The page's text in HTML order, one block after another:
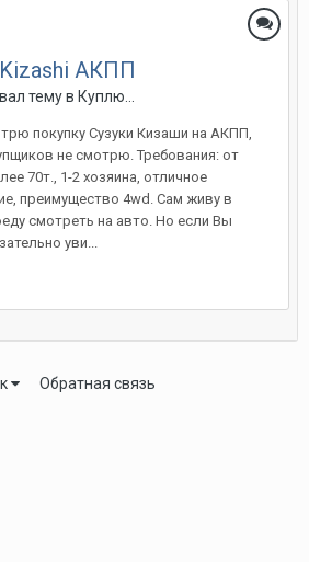
АКПП
тему в Куплю...
покупку Сузуки Кизаши на АКПП,
не смотрю. Требования: от
70т., 1-2 хозяина, отличное
преимущество 4wd. Сам живу в
смотреть на авто. Но если Вы
уви...
Обратная связь